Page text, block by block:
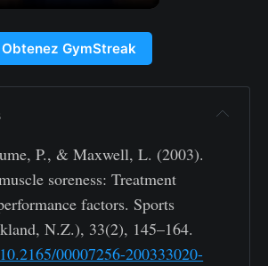
Obtenez GymStreak
P., & Maxwell, L. (2003).
soreness: Treatment
factors. Sports
N.Z.), 33(2), 145–164.
00007256-200333020-